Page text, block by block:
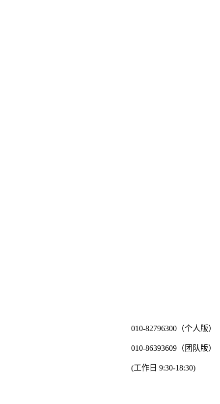
010-82796300（个人版）
010-86393609（团队版）
(工作日 9:30-18:30)